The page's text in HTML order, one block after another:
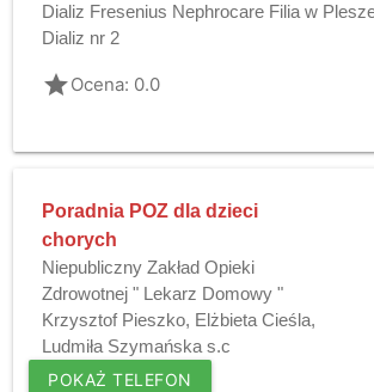
Dializ Fresenius Nephrocare Filia w
Dializ nr 2
gradeOcena: 0.0
Poradnia POZ dla dzieci
chorych
Niepubliczny Zakład Opieki
Zdrowotnej " Lekarz Domowy "
Krzysztof Pieszko, Elżbieta Cieśla,
Ludmiła Szymańska s.c
POKAŻ TELEFON